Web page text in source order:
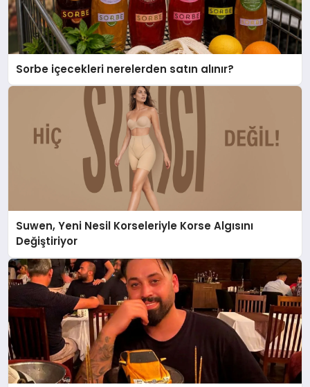
Sorbe içecekleri nerelerden satın alınır?
Suwen, Yeni Nesil Korseleriyle Korse Algısını
Değiştiriyor